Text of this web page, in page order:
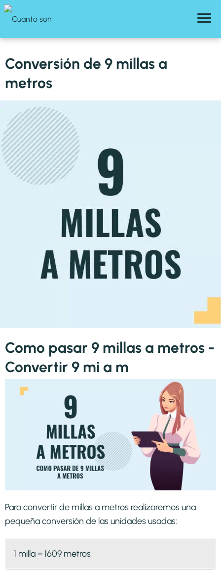
Conversión de 9 millas a
metros
Como pasar 9 millas a metros -
Convertir 9 mi a m
Para convertir de millas a metros realizaremos una
pequeña conversión de las unidades usadas:
1 milla = 1609 metros